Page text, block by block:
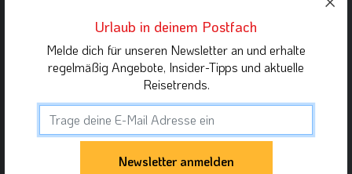
Urlaub in deinem Postfach
Melde dich für unseren Newsletter an und erhalte
regelmäßig Angebote, Insider-Tipps und aktuelle
Reisetrends.